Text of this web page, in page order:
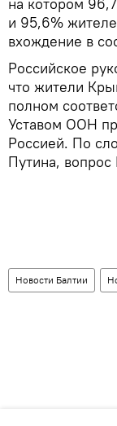
и 95,6%
вхождение в
Российское
что жители
полном
Уставом ООН
Россией. По
Путина,
Новости Балтии